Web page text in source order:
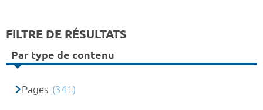
FILTRE DE RÉSULTATS
Par type de contenu
Pages (341)